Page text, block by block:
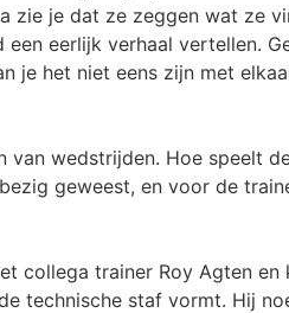
zie je dat ze zeggen wat ze
eerlijk verhaal vertellen.
je het niet eens zijn met
wedstrijden. Hoe speelt
geweest, en voor de
collega trainer Roy Agten en
technische staf vormt. Hij